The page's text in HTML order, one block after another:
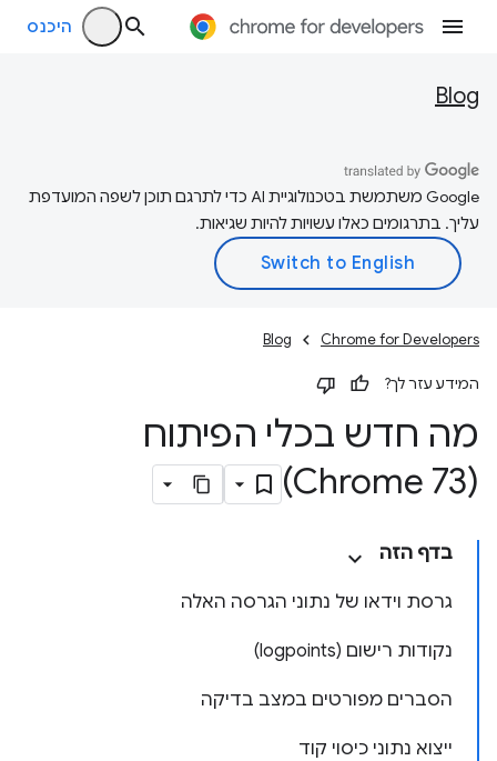
היכנס
Blog
‫Google משתמשת בטכנולוגיית AI כדי לתרגם תוכן לשפה המועדפת
עליך. בתרגומים כאלו עשויות להיות שגיאות.
Chrome for Developers
Blog
המידע עזר לך?
מה חדש בכלי הפיתוח
(Chrome 73)
בדף הזה
גרסת וידאו של נתוני הגרסה האלה
נקודות רישום (logpoints)
הסברים מפורטים במצב בדיקה
ייצוא נתוני כיסוי קוד